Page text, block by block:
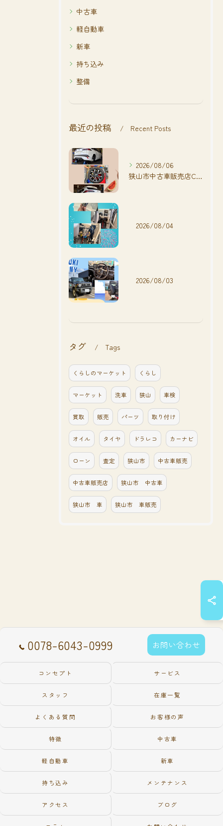
中古車
軽自動車
新車
持ち込み
整備
最近の投稿 Recent Posts
2026/08/06
狭山市中古車販売店CarShop FACT.🚗
2026/08/04
2026/08/03
タグ Tags
くらしのマーケット くらし
マーケット 洗車 狭山 車検
買取 販売 パーツ 取り付け
オイル タイヤ ドラレコ カーナビ
ローン 査定 狭山市 中古車販売
中古車販売店 狭山市 中古車
狭山市 車 狭山市 車販売
0078-6043-0999 お問い合わせ
コンセプト サービス
スタッフ 在庫一覧
よくある質問 お客様の声
特徴 中古車
軽自動車 新車
持ち込み メンテナンス
アクセス ブログ